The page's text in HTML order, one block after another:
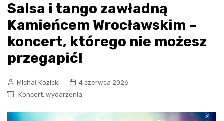
Salsa i tango zawładną
Kamieńcem Wrocławskim –
koncert, którego nie możesz
przegapić!
Michał Kozicki
4 czerwca 2026
Koncert, wydarzenia